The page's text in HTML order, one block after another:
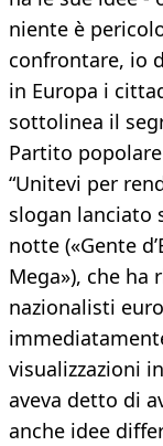
niente è
confrontare, io
in Europa i
sottolinea il
Partito
“Unitevi per
slogan lanciato
notte («Gente
Mega»), che ha
nazionalisti
visualizzazioni
aveva detto di
anche idee